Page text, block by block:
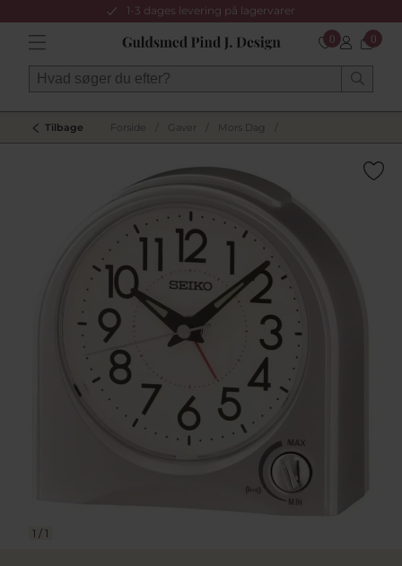
1-3 dages levering på lagervarer
0 0
Tilbage Forside Gaver Mors Dag
1 / 1